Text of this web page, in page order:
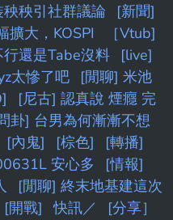
秧引社群議論
[新聞]
擴大，KOSPI
［Vtub]
還是Tabe沒料
[live]
太慘了吧
[閒聊] 米池
[尼古] 認真說 煙癮 完
卦] 台男為何漸漸不想
[內鬼] [棕色]
[轉播]
安心多
[情報]
[閒聊] 終末地基建這次
[開戰] 快訊／
[分享］